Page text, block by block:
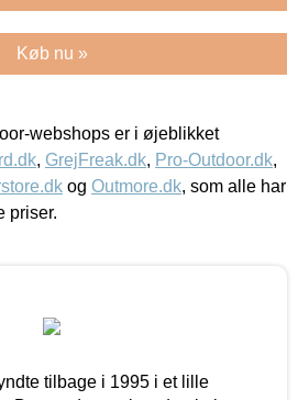
Køb nu »
webshops er i øjeblikket
, GrejFreak.dk, Pro-Outdoor.dk,
og Outmore.dk, som alle har
priser.
tilbage i 1995 i et lille